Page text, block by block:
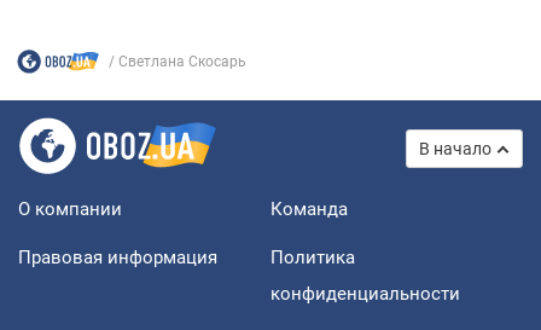
Светлана Скосарь
В начало
О компании Команда
Правовая информация
Политика
конфиденциальности